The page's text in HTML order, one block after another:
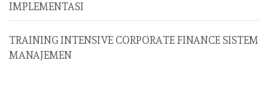
IMPLEMENTASI
TRAINING INTENSIVE CORPORATE FINANCE SISTEM
MANAJEMEN